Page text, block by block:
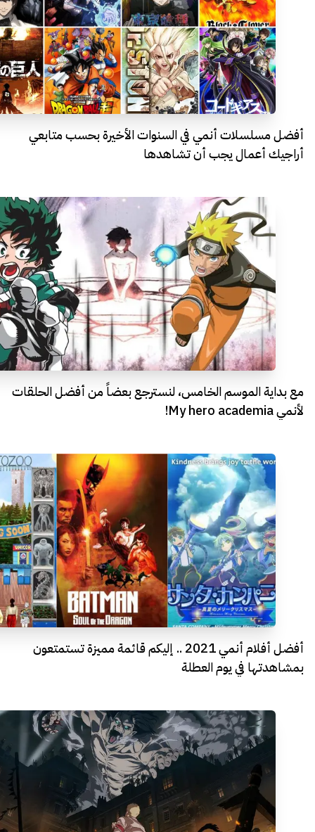
أفضل مسلسلات أنمي في السنوات الأخيرة بحسب متابعي
أراجيك أعمال يجب أن تشاهدها
مع بداية الموسم الخامس، لنسترجع بعضاً من أفضل الحلقات
لأنمي My hero academia!
أفضل أفلام أنمي 2021 .. إليكم قائمة مميزة تستمتعون
بمشاهدتها في يوم العطلة